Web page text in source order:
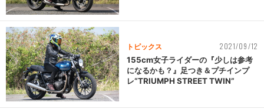
トピックス 2021/09/12
155cm女子ライダーの『少しは参考
になるかも？』足つき＆プチインプ
レ“TRIUMPH STREET TWIN”